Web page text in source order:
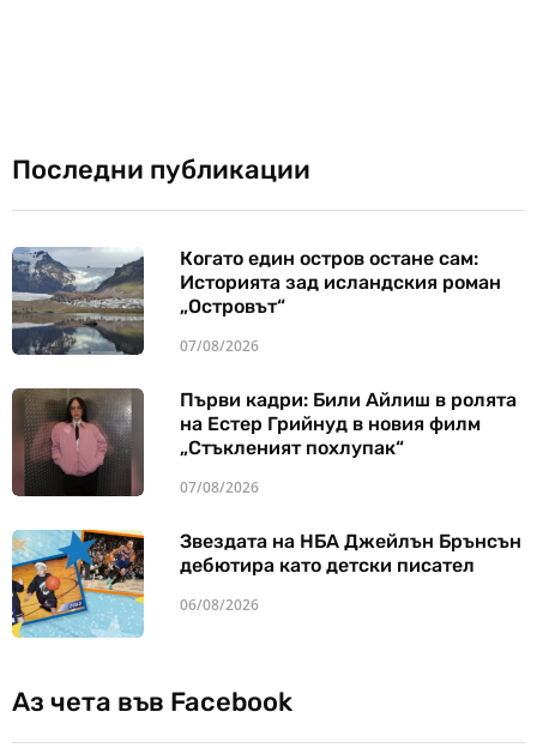
Последни публикации
Когато един остров остане сам:
Историята зад исландския роман
„Островът“
07/08/2026
Първи кадри: Били Айлиш в ролята
на Естер Грийнуд в новия филм
„Стъкленият похлупак“
07/08/2026
Звездата на НБА Джейлън Брънсън
дебютира като детски писател
06/08/2026
Аз чета във Facebook